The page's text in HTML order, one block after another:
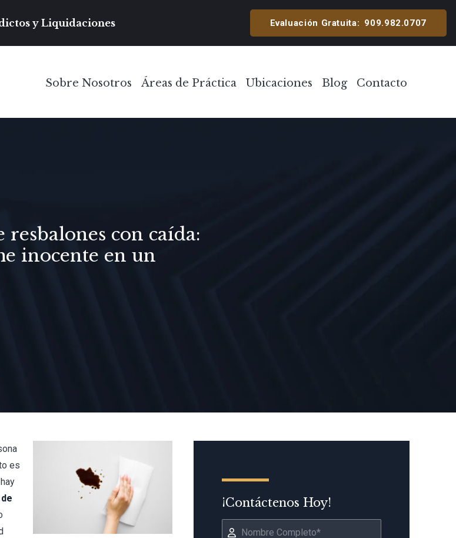
y Liquidaciones Evaluación Gratuita: 909.982.0707
Sobre Nosotros Toggle Menu
Áreas de Práctica Toggle Menu
Ubicaciones Toggle Menu
Blog Contacto
resbalones con caída:
inocente en un
es
¡Contáctenos Hoy!